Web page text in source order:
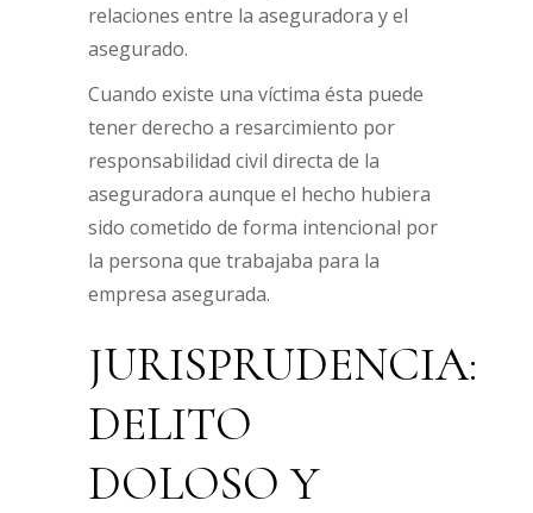
relaciones entre la aseguradora y el
asegurado.
Cuando existe una víctima ésta puede
tener derecho a resarcimiento por
responsabilidad civil directa de la
aseguradora aunque el hecho hubiera
sido cometido de forma intencional por
la persona que trabajaba para la
empresa asegurada.
JURISPRUDENCIA:
DELITO
DOLOSO Y